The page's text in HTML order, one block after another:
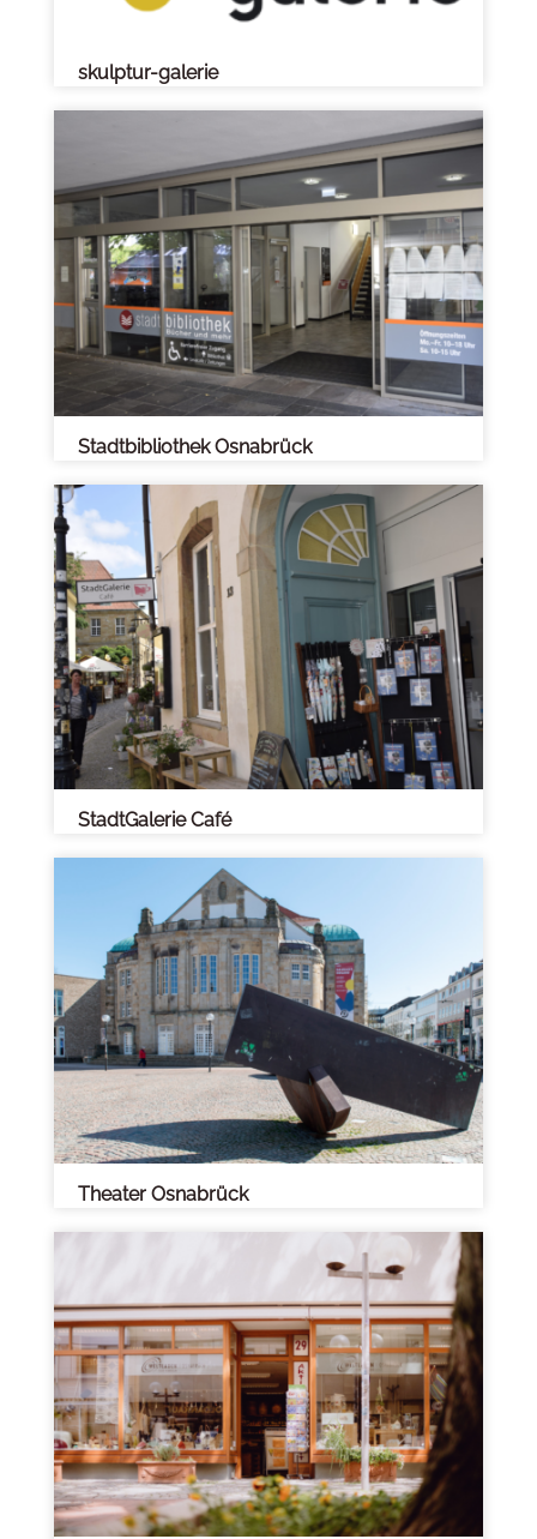
skulptur-galerie
Stadtbibliothek Osnabrück
StadtGalerie Café
Theater Osnabrück